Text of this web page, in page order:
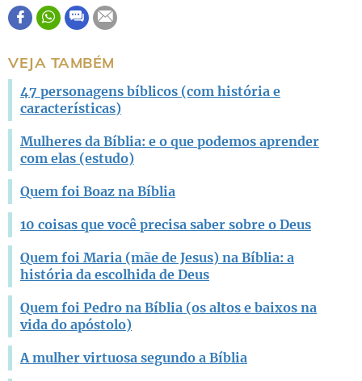
Este conteúdo contém informação incorreta
VEJA TAMBÉM
47 personagens bíblicos (com história e
características)
Mulheres da Bíblia: e o que podemos aprender
com elas (estudo)
Quem foi Boaz na Bíblia
10 coisas que você precisa saber sobre o Deus
Quem foi Maria (mãe de Jesus) na Bíblia: a
história da escolhida de Deus
Quem foi Pedro na Bíblia (os altos e baixos na
vida do apóstolo)
A mulher virtuosa segundo a Bíblia